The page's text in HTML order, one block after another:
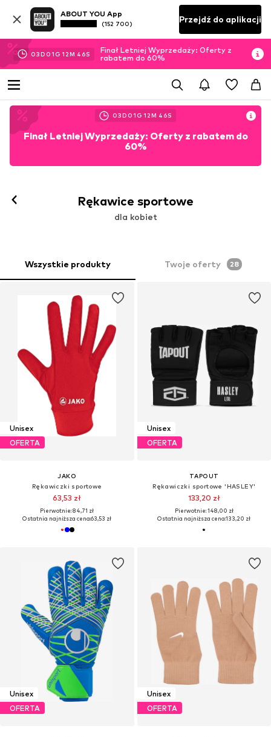
ABOUT YOU App
(152 700) Przejdź do aplikacji
03D 01 G 12M 43S
Finał Letniej Wyprzedaży: Oferty z
rabatem do 60%
03D 01 G 12M 43S
Finał Letniej Wyprzedaży: Oferty z rabatem do
60%
Rękawice sportowe
dla kobiet
Wszystkie produkty Twoje oferty 28
Unisex
OFERTA
JAKO
Rękawiczki sportowe
63,53 zł
Pierwotnie: 84,71 zł
Ostatnia najniższa cena:63,53 zł
Unisex
OFERTA
TAPOUT
Rękawiczki sportowe 'HASLEY'
133,20 zł
Pierwotnie: 148,00 zł
Ostatnia najniższa cena:133,20 zł
Unisex
OFERTA
Unisex
OFERTA